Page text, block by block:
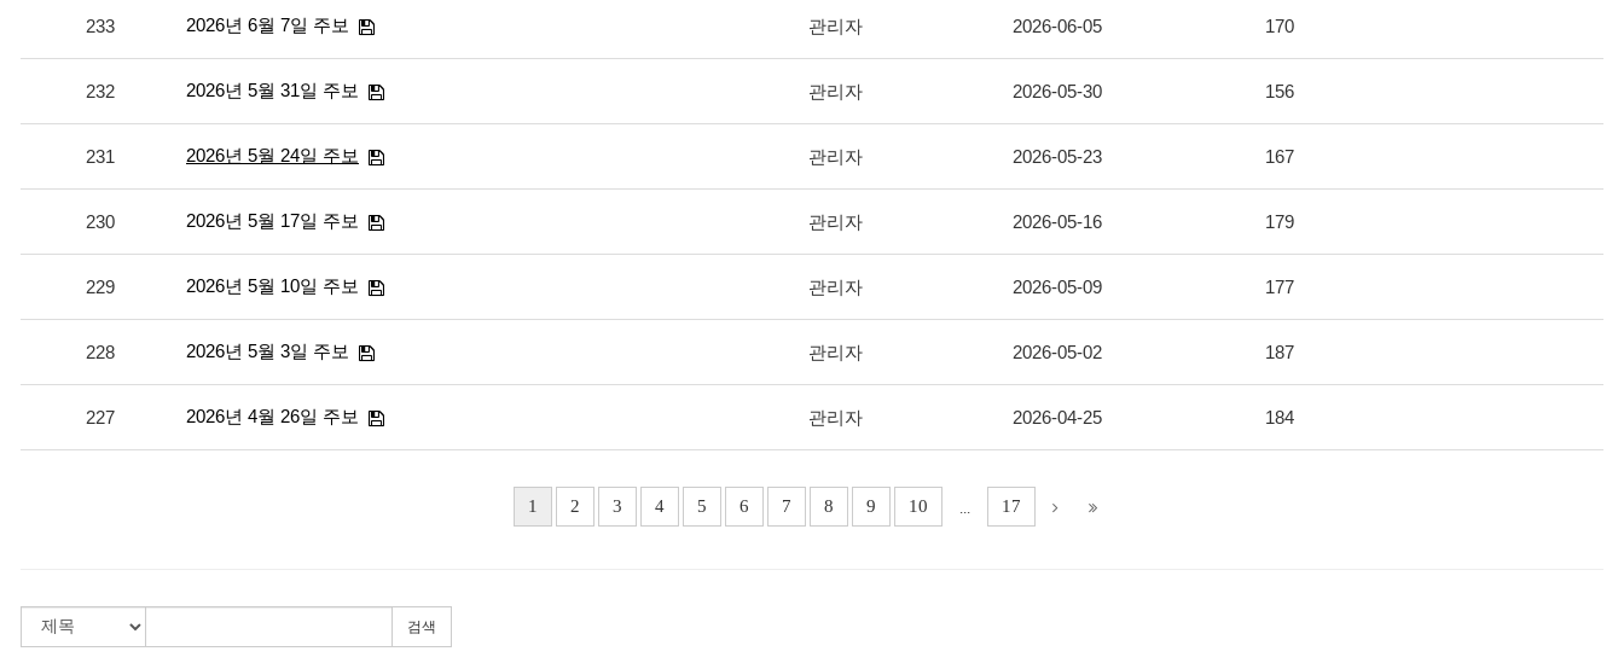
233 2026년 6월 7일 주보 관리자 2026-06-05 170
232 2026년 5월 31일 주보 관리자 2026-05-30 156
231 2026년 5월 24일 주보 관리자 2026-05-23 167
230 2026년 5월 17일 주보 관리자 2026-05-16 179
229 2026년 5월 10일 주보 관리자 2026-05-09 177
228 2026년 5월 3일 주보 관리자 2026-05-02 187
227 2026년 4월 26일 주보 관리자 2026-04-25 184
1 2 3 4 5 6 7 8 9 10 ... 17
검색